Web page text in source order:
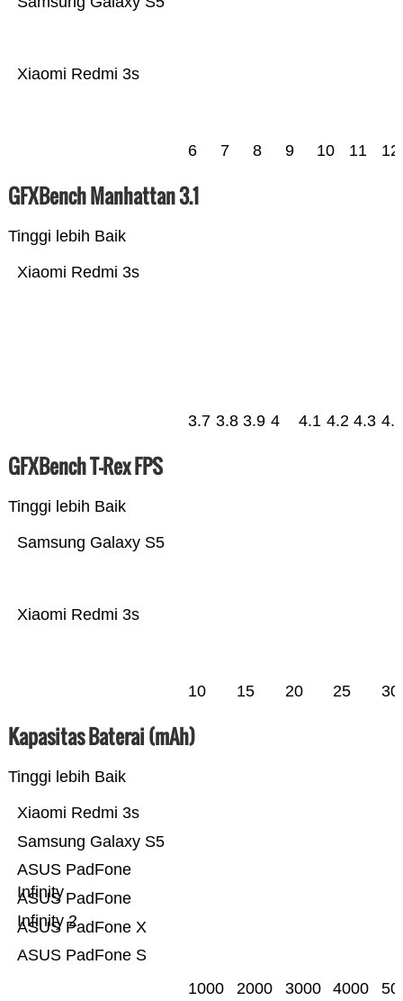
Xiaomi Redmi 3s
6 7 8 9 10 11 12
GFXBench Manhattan 3.1
Tinggi lebih Baik
Xiaomi Redmi 3s
3.7 3.8 3.9 4 4.1 4.2 4.3 4.4
GFXBench T-Rex FPS
Tinggi lebih Baik
Xiaomi Redmi 3s
Samsung Galaxy S5
10 15 20 25 30
Kapasitas Baterai (mAh)
Tinggi lebih Baik
ASUS PadFone S
ASUS PadFone X
ASUS PadFone
Infinity 2
ASUS PadFone
Infinity
Samsung Galaxy S5
Xiaomi Redmi 3s
1000 2000 3000 4000